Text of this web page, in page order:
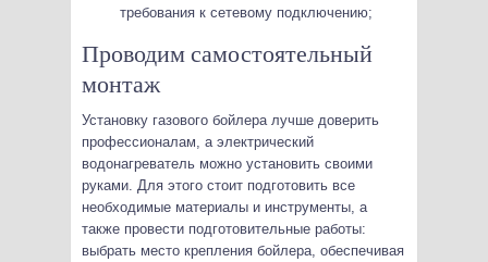
требования к сетевому подключению;
Проводим самостоятельный
монтаж
Установку газового бойлера лучше доверить
профессионалам, а электрический
водонагреватель можно установить своими
руками. Для этого стоит подготовить все
необходимые материалы и инструменты, а
также провести подготовительные работы:
выбрать место крепления бойлера, обеспечивая